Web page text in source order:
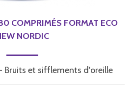
COMPRIMÉS FORMAT ECO
NORDIC
Bruits et sifflements d'oreille